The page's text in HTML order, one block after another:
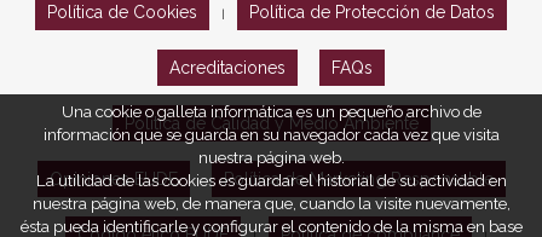
Política de Cookies Política de Protección de Datos
Acreditaciones FAQs
Política de Calidad y Medio Ambiente
Opiniones EUDE Política de Marketing Responsable
Una cookie o galleta informática es un pequeño archivo de
información que se guarda en su navegador cada vez que visita
nuestra página web.
La utilidad de las cookies es guardar el historial de su actividad en
nuestra página web, de manera que, cuando la visite nuevamente,
ésta pueda identificarle y configurar el contenido de la misma en base